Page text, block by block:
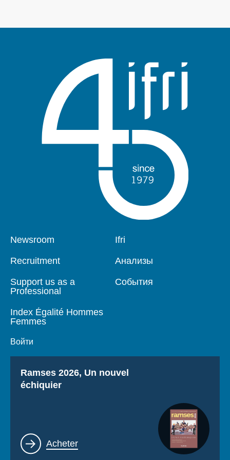
Поддержать Ифри
Pied
Newsroom
Recruitment
Support us as a
Professional
Index Égalité Hommes
Femmes
Войти
Navigation
Ifri
Анализы
События
Titre
Ramses 2026, Un nouvel
échiquier
Lien
Acheter